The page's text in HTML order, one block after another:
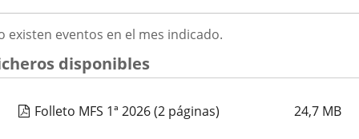
existen eventos en el mes indicado.
disponibles
Folleto MFS 1ª 2026 24,7 MB
(2 páginas)